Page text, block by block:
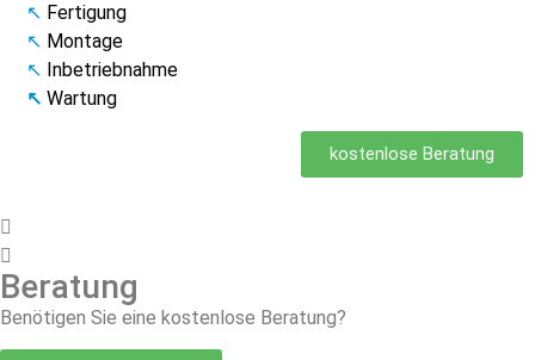
↖ Fertigung
↖ Montage
↖ Inbetriebnahme
↖ Wartung
kostenlose Beratung
Beratung
Benötigen Sie eine kostenlose Beratung?